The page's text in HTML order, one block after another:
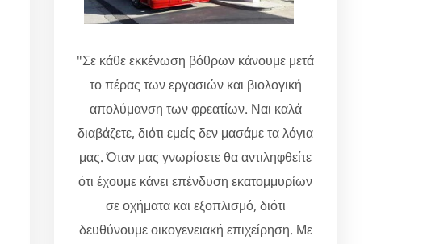
"Σε κάθε εκκένωση βόθρων κάνουμε μετά
το πέρας των εργασιών και βιολογική
απολύμανση των φρεατίων. Ναι καλά
διαβάζετε, διότι εμείς δεν μασάμε τα λόγια
μας. Όταν μας γνωρίσετε θα αντιληφθείτε
ότι έχουμε κάνει επένδυση εκατομμυρίων
σε οχήματα και εξοπλισμό, διότι
δευθύνουμε οικογενειακή επιχείρηση. Με